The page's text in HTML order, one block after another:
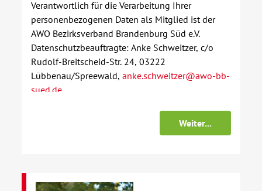
Verantwortlich für die Verarbeitung Ihrer
personenbezogenen Daten als Mitglied ist der
AWO Bezirksverband Brandenburg Süd e.V.
Datenschutzbeauftragte: Anke Schweitzer, c/o
Rudolf-Breitscheid-Str. 24, 03222
Lübbenau/Spreewald, anke.schweitzer@awo-bb-
sued.de
a. Wir verwenden die von Ihnen erhobenen Daten zum
Zweck einer Prüfung der Antragsstellung sowie bei
Zustandekommen der Mitgliedschaft zum Zweck der
Vertrag über Ihre Mitgliedschaft zwischen Ihnen und